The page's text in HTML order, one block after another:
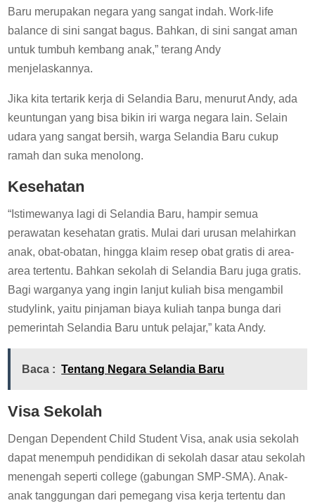
Baru merupakan negara yang sangat indah. Work-life
balance di sini sangat bagus. Bahkan, di sini sangat aman
untuk tumbuh kembang anak,” terang Andy
menjelaskannya.
Jika kita tertarik kerja di Selandia Baru, menurut Andy, ada
keuntungan yang bisa bikin iri warga negara lain. Selain
udara yang sangat bersih, warga Selandia Baru cukup
ramah dan suka menolong.
Kesehatan
“Istimewanya lagi di Selandia Baru, hampir semua
perawatan kesehatan gratis. Mulai dari urusan melahirkan
anak, obat-obatan, hingga klaim resep obat gratis di area-
area tertentu. Bahkan sekolah di Selandia Baru juga gratis.
Bagi warganya yang ingin lanjut kuliah bisa mengambil
studylink, yaitu pinjaman biaya kuliah tanpa bunga dari
pemerintah Selandia Baru untuk pelajar,” kata Andy.
Baca : Tentang Negara Selandia Baru
Visa Sekolah
Dengan Dependent Child Student Visa, anak usia sekolah
dapat menempuh pendidikan di sekolah dasar atau sekolah
menengah seperti college (gabungan SMP-SMA). Anak-
anak tanggungan dari pemegang visa kerja tertentu dan